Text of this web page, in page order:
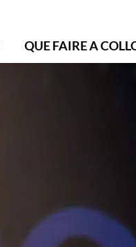
QUE FAIRE A